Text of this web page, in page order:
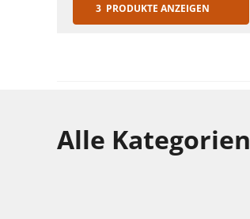
3 PRODUKTE ANZEIGEN
Alle Kategorien